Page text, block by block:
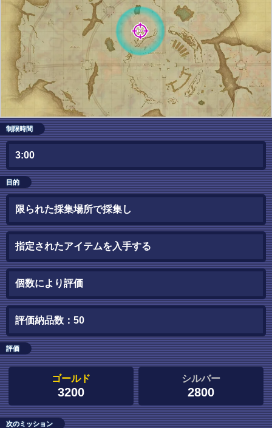
制限時間
3:00
目的
限られた採集場所で採集し
指定されたアイテムを入手する
個数により評価
評価納品数：50
評価
ゴールド
3200
シルバー
2800
次のミッション